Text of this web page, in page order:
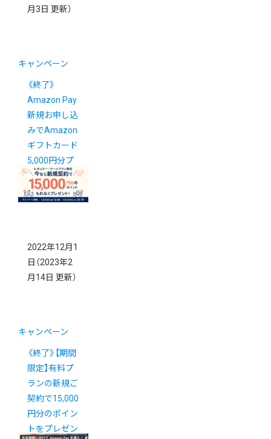
月3日 更新）
キャンペーン
《終了》
Amazon Pay
新規お申し込
みでAmazon
ギフトカード
5,000円分プ
レゼント！
2022年12月1
日 （2023年2
月14日 更新）
キャンペーン
《終了》【期間
限定】有料プ
ランの新規ご
契約で15,000
円分のポイン
トをプレゼン